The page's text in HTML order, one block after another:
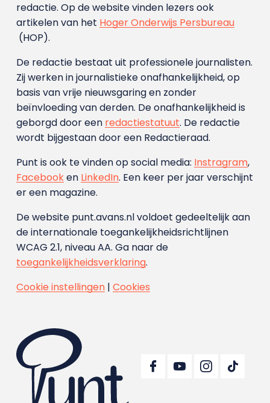
redactie. Op de website vinden lezers ook
artikelen van het Hoger Onderwijs Persbureau
(HOP).
De redactie bestaat uit professionele journalisten.
Zij werken in journalistieke onafhankelijkheid, op
basis van vrije nieuwsgaring en zonder
beïnvloeding van derden. De onafhankelijkheid is
geborgd door een redactiestatuut. De redactie
wordt bijgestaan door een Redactieraad.
Punt is ook te vinden op social media: Instragram,
Facebooken LinkedIn. Een keer per jaar verschijnt
er een magazine.
De website punt.avans.nl voldoet gedeeltelijk aan
de internationale toegankelijkheidsrichtlijnen
WCAG 2.1, niveau AA. Ga naar de
toegankelijkheidsverklaring.
Cookie instellingen| Cookies